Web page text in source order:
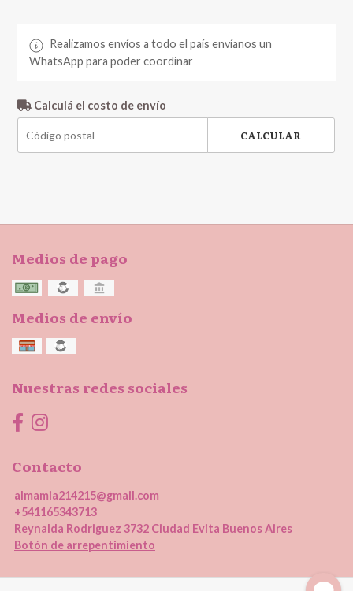
Realizamos envíos a todo el país envíanos un
WhatsApp para poder coordinar
Calculá el costo de envío
CALCULAR
Medios de pago
Medios de envío
Nuestras redes sociales
Contacto
almamia214215@gmail.com
+541165343713
Reynalda Rodriguez 3732 Ciudad Evita Buenos Aires
Botón de arrepentimiento